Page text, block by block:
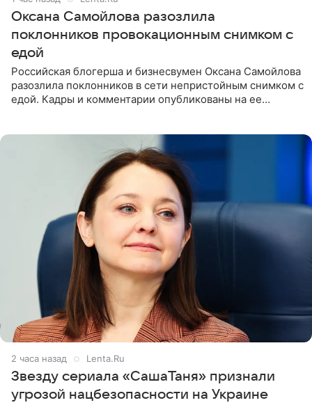
Оксана Самойлова разозлила
поклонников провокационным снимком с
едой
Российская блогерша и бизнесвумен Оксана Самойлова
разозлила поклонников в сети непристойным снимком с
едой. Кадры и комментарии опубликованы на ее
2 часа назад Lenta.Ru
Звезду сериала «СашаТаня» признали
угрозой нацбезопасности на Украине